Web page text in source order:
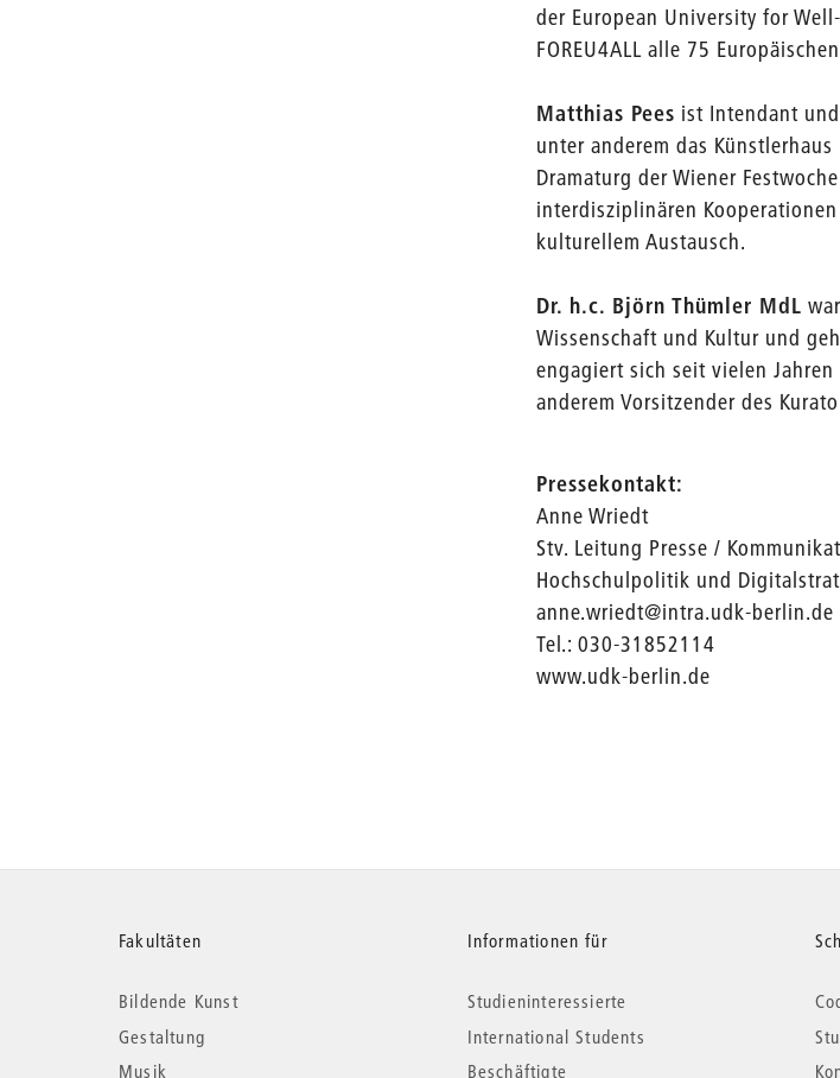
der European University for
FOREU4ALL alle 75
Matthias Pees ist Intendant
unter anderem das
Dramaturg der Wiener
interdisziplinären
kulturellem Austausch.
Dr. h.c. Björn Thümler MdL
Wissenschaft und Kultur und
engagiert sich seit vielen
anderem Vorsitzender des
Pressekontakt:
Anne Wriedt
Stv. Leitung Presse /
Hochschulpolitik und
anne.wriedt@intra.udk-berlin.de
Tel.: 030-31852114
www.udk-berlin.de
Weitere
Informationen
Fakultäten
Bildende Kunst
Gestaltung
Musik
Informationen für
Studieninteressierte
International Students
Beschäftigte